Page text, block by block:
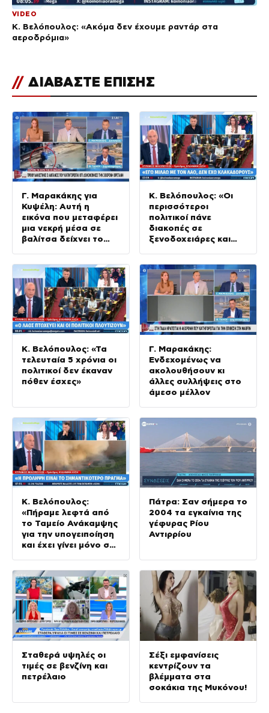
VIDEO
Κ. Βελόπουλος: «Ακόμα δεν έχουμε ραντάρ στα
αεροδρόμια»
// ΔΙΑΒΑΣΤΕ ΕΠΙΣΗΣ
Γ. Μαρακάκης για
Κυψέλη: Αυτή η
εικόνα που μεταφέρει
μια νεκρή μέσα σε
βαλίτσα δείχνει το
Κ. Βελόπουλος: «Οι
περισσότεροι
πολιτικοί πάνε
διακοπές σε
ξενοδοχειάρες και
Κ. Βελόπουλος: «Τα
τελευταία 5 χρόνια οι
πολιτικοί δεν έκαναν
πόθεν έσχες»
Γ. Μαρακάκης:
Ενδεχομένως να
ακολουθήσουν κι
άλλες συλλήψεις στο
άμεσο μέλλον
Κ. Βελόπουλος:
«Πήραμε λεφτά από
το Ταμείο Ανάκαμψης
για την υπογειποίηση
και έχει γίνει μόνο στο
Πάτρα: Σαν σήμερα το
2004 τα εγκαίνια της
γέφυρας Ρίου
Αντιρρίου
Σταθερά υψηλές οι
τιμές σε βενζίνη και
πετρέλαιο
Σέξι εμφανίσεις
κεντρίζουν τα
βλέμματα στα
σοκάκια της Μυκόνου!